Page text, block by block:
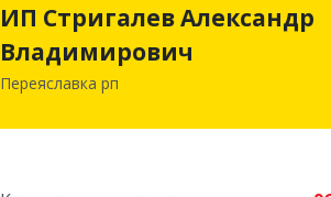
ИП Стригалев Александр
Владимирович
Переяславка рп
Владимирович
682910, Хабаровский край, Имени